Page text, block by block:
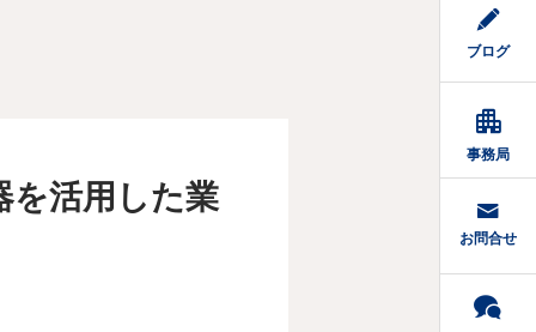
ブログ

事務局
お問合せ
を活用した業